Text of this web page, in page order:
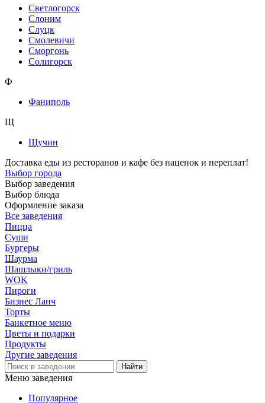
Светлогорск
Слоним
Слуцк
Смолевичи
Сморгонь
Солигорск
Ф
Фаниполь
Щ
Щучин
Доставка еды из ресторанов и кафе без наценок и переплат!
Выбор города
Выбор заведения
Выбор блюда
Оформление заказа
Все заведения
Пицца
Суши
Бургеры
Шаурма
Шашлыки/гриль
WOK
Пироги
Бизнес Ланч
Торты
Банкетное меню
Цветы и подарки
Продукты
Другие заведения
Меню заведения
Популярное